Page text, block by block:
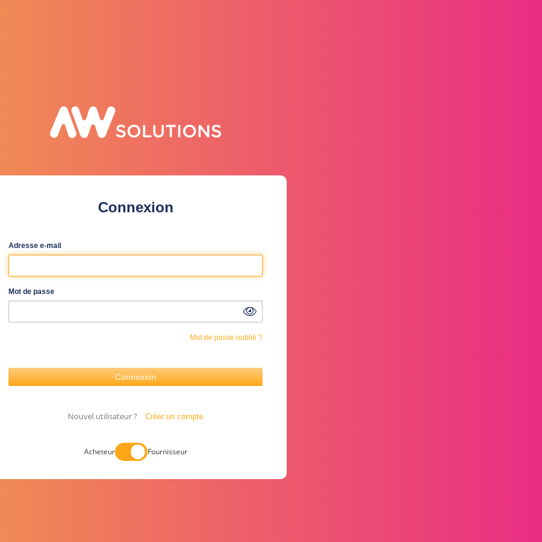
Connexion
Adresse e-mail
Mot de passe
Mot de passe oublié ?
Nouvel utilisateur ? Créer un compte
Acheteur Fournisseur